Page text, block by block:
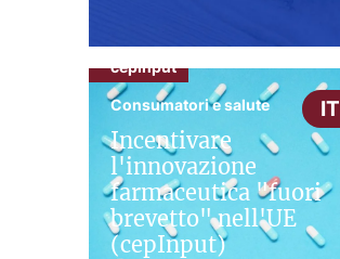
IT
cepInput
Consumatori e salute
Incentivare
l'innovazione
farmaceutica "fuori
brevetto" nell'UE
(cepInput)